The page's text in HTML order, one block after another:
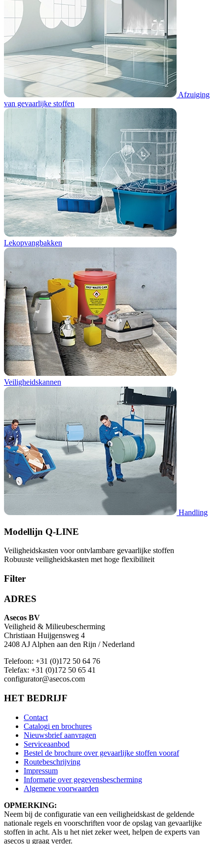
Afzuiging
van gevaarlijke stoffen
Lekopvangbakken
Veiligheidskannen
Handling
Modellijn Q-LINE
Veiligheidskasten voor ontvlambare gevaarlijke stoffen
Robuuste veiligheidskasten met hoge flexibiliteit
Filter
ADRES
Asecos BV
Veiligheid & Milieubescherming
Christiaan Huijgensweg 4
2408 AJ Alphen aan den Rijn / Nederland
Telefoon: +31 (0)172 50 64 76
Telefax: +31 (0)172 50 65 41
configurator@asecos.com
HET BEDRIJF
Contact
Catalogi en brochures
Nieuwsbrief aanvragen
Serviceaanbod
Bestel de brochure over gevaarlijke stoffen vooraf
Routebeschrijving
Impressum
Informatie over gegevensbescherming
Algemene voorwaarden
OPMERKING:
Neem bij de configuratie van een veiligheidskast de geldende
nationale regels en voorschriften voor de opslag van gevaarlijke
stoffen in acht. Als u het niet zeker weet, helpen de experts van
asecos u graag verder.